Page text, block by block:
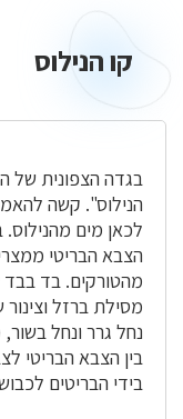
קו הנילוס
בגדה הצפונית של
הנילוס". קשה
לכאן מים
הצבא הבריטי
מהטורקים. בד בבד
מסילת ברזל
נחל גרר ונחל
בין הצבא הבריטי
בידי הבריטים לכבוש את באר